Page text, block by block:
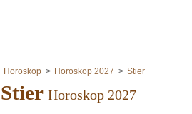
Horoskop Horoskop 2027 Stier
Stier Horoskop 2027